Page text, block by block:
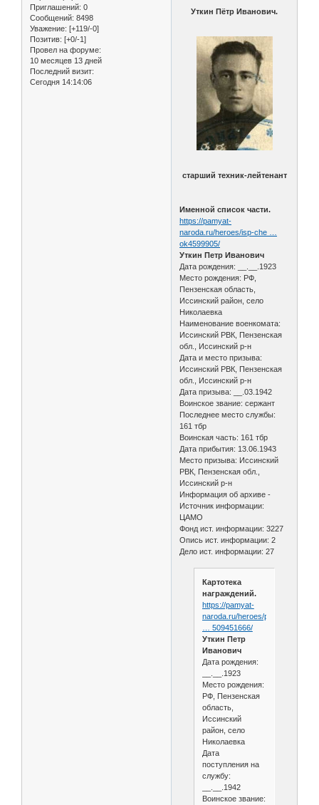
Приглашений: 0
Сообщений: 8498
Уважение: [+119/-0]
Позитив: [+0/-1]
Провел на форуме:
10 месяцев 13 дней
Последний визит:
Сегодня 14:14:06
Уткин Пётр Иванович.
старший техник-лейтенант
Именной список части.
https://pamyat-
naroda.ru/heroes/isp-che …
ok4599905/
Уткин Петр Иванович
Дата рождения: __.__.1923
Место рождения: РФ,
Пензенская область,
Иссинский район, село
Николаевка
Наименование военкомата:
Иссинский РВК, Пензенская
обл., Иссинский р-н
Дата и место призыва:
Иссинский РВК, Пензенская
обл., Иссинский р-н
Дата призыва: __.03.1942
Воинское звание: сержант
Последнее место службы:
161 тбр
Воинская часть: 161 тбр
Дата прибытия: 13.06.1943
Место призыва: Иссинский
РВК, Пензенская обл.,
Иссинский р-н
Информация об архиве -
Источник информации:
ЦАМО
Фонд ист. информации: 3227
Опись ист. информации: 2
Дело ист. информации: 27
Картотека
награждений.
https://pamyat-
naroda.ru/heroes/podvig-
… 509451666/
Уткин Петр
Иванович
Дата рождения:
__.__.1923
Место рождения:
РФ, Пензенская
область,
Иссинский
район, село
Николаевка
Дата
поступления на
службу:
__.__.1942
Воинское звание: